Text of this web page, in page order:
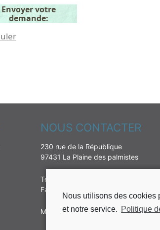
Nous utilisons des cookies
et notre service. Politique
Envoyer votre
demande:
NOUS CONTACTER
230 rue de la République
97431 La Plaine des palmistes
Tél : 02 62 51 49 10
Fax: 02 62 51 37 65
Mail: mairie@plaine-des-palmistes.fr